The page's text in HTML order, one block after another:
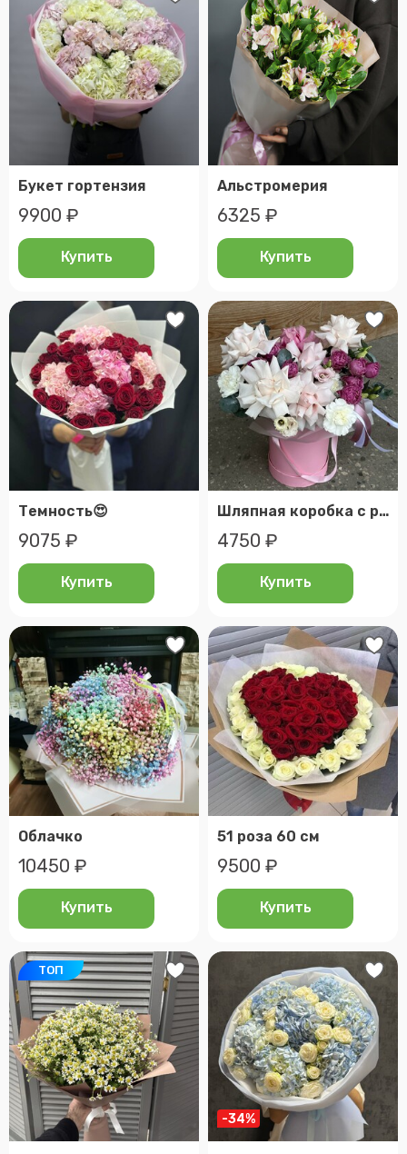
Букет гортензия
9900 ₽
Купить
Альстромерия
6325 ₽
Купить
Темность😍
9075 ₽
Купить
Шляпная коробка с розовыми розами
4750 ₽
Купить
Облачко
10450 ₽
Купить
51 роза 60 см
9500 ₽
Купить
ТОП
-34%